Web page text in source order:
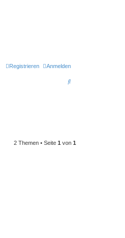
Anmelden
Registrieren
S
2 Themen • Seite 1 von 1